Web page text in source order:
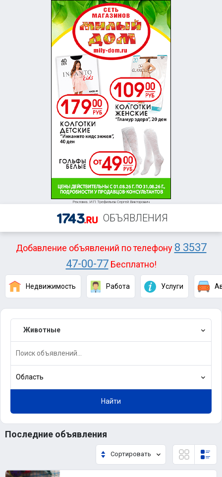
Реклама. ИП Трефильев Сергей Викторович
ОБЪЯВЛЕНИЯ
Добавление объявлений по телефону 8 3537
47-00-77Бесплатно!
Недвижимость Работа Услуги
Животные
Область
Найти
Последние объявления
Сортировать